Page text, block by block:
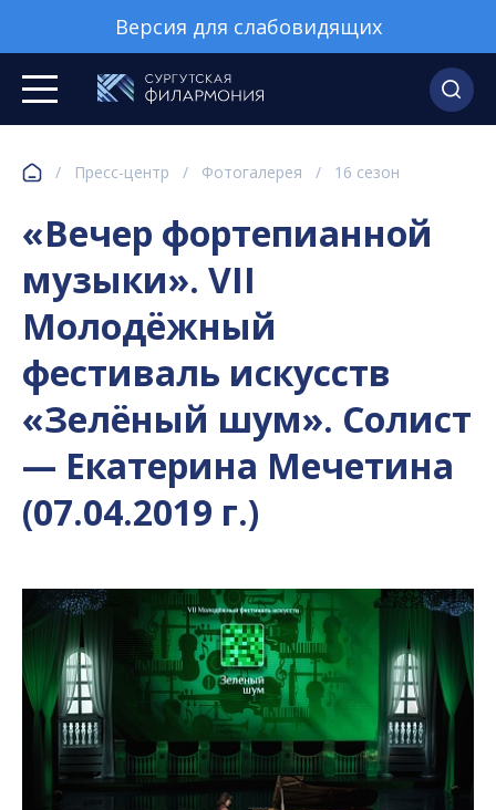
Версия для слабовидящих
/ Пресс-центр / Фотогалерея / 16 сезон
«Вечер фортепианной
музыки». VII
Молодёжный
фестиваль искусств
«Зелёный шум». Солист
— Екатерина Мечетина
(07.04.2019 г.)